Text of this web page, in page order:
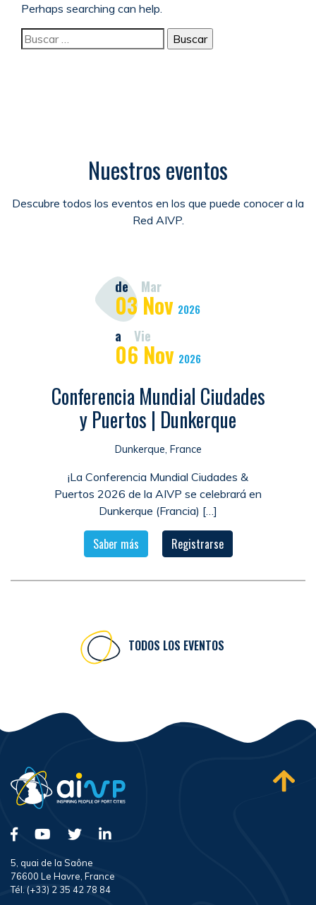
Perhaps searching can help.
Buscar:
Nuestros eventos
Descubre todos los eventos en los que puede conocer a la
Red AIVP.
de Mar
03 Nov 2026
a Vie
06 Nov 2026
Conferencia Mundial Ciudades
y Puertos | Dunkerque
Dunkerque, France
¡La Conferencia Mundial Ciudades &
Puertos 2026 de la AIVP se celebrará en
Dunkerque (Francia) […]
Saber más Registrarse
TODOS LOS EVENTOS
5, quai de la Saône
76600 Le Havre, France
Tél. (+33) 2 35 42 78 84